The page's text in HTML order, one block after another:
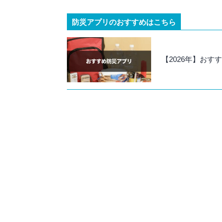
防災アプリのおすすめはこちら
【2026年】おす